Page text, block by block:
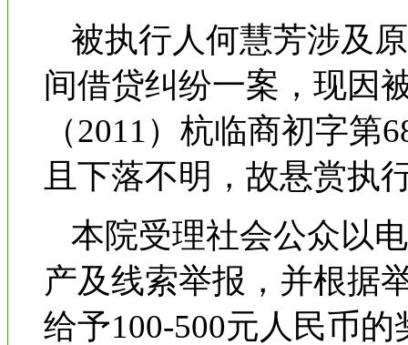
被执行人何慧芳涉及
间借贷纠纷一案，现因
（2011）杭临商初字
且下落不明，故悬赏执
本院受理社会公众以
产及线索举报，并根据
给予100-500元人民币